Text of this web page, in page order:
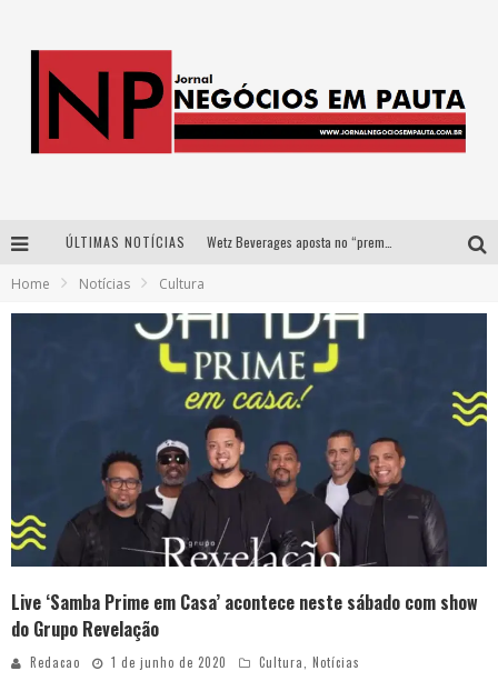
ÚLTIMAS NOTÍCIAS
Home Notícias Cultura
Live ‘Samba Prime em Casa’ acontece neste sábado com show
do Grupo Revelação
Redacao 1 de junho de 2020 Cultura, Notícias